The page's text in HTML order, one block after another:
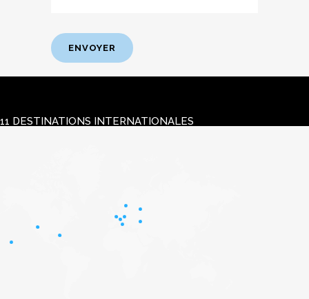
11 DESTINATIONS INTERNATIONALES